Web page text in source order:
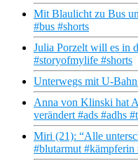
Mit Blaulicht zu Bus
#bus #shorts
Julia Porzelt will es in
#storyofmylife #shorts
Unterwegs mit U-
Anna von Klinski hat
verändert #ads #adhs
Miri (21): “Alle
#blutarmut